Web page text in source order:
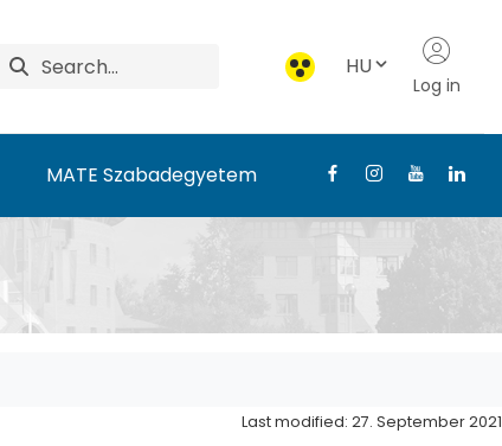
HU
Log in
MATE Szabadegyetem
Last modified: 27. September 2021